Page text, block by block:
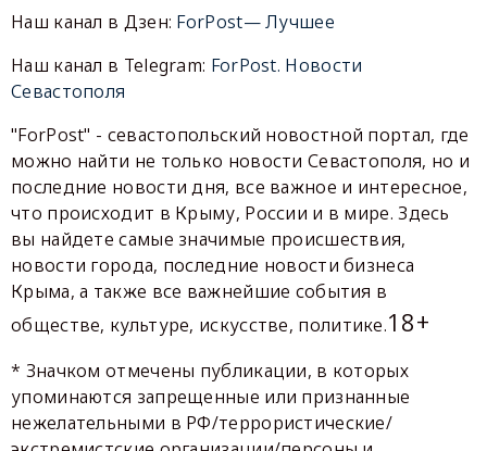
Наш канал в Дзен: ForPost— Лучшее
Наш канал в Telegram: ForPost. Новости
Севастополя
"ForPost" - севастопольский новостной портал, где
можно найти не только новости Севастополя, но и
последние новости дня, все важное и интересное,
что происходит в Крыму, России и в мире. Здесь
вы найдете самые значимые происшествия,
новости города, последние новости бизнеса
Крыма, а также все важнейшие события в
обществе, культуре, искусстве, политике.18+
* Значком отмечены публикации, в которых
упоминаются запрещенные или признанные
нежелательными в РФ/террористические/